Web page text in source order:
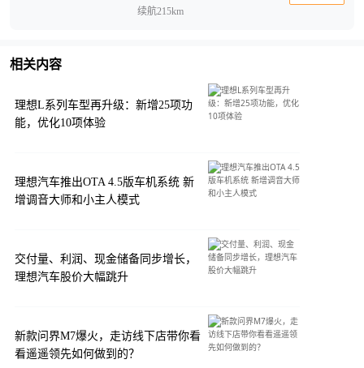
续航215km
相关内容
理想L系列车型再升级：新增25项功
能，优化10项体验
理想汽车推出OTA 4.5版车机系统 新
增调音大师和小主人模式
交付量、利润、现金储备同步增长，
理想汽车股价大幅跳升
新款问界M7爆火，走访线下店带你看
看遥遥领先如何做到的？